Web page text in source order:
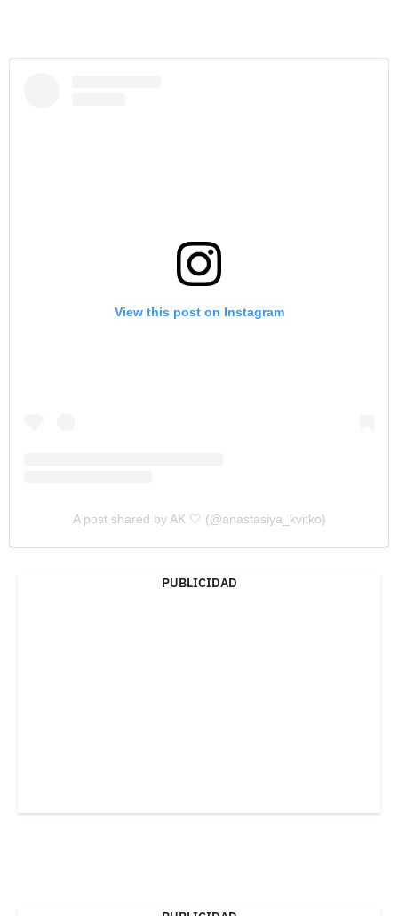
View this post on Instagram
A post shared by AK 🤍 (@anastasiya_kvitko)
PUBLICIDAD